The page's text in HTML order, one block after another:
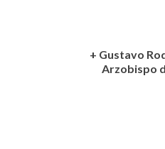
+ Gustavo
Arzobispo